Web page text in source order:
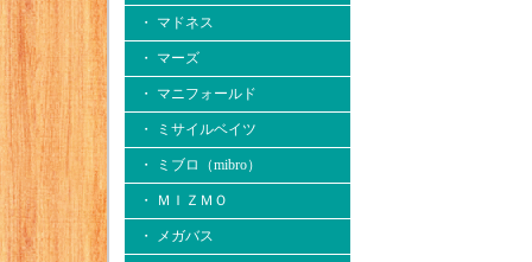
・ マドネス
・ マーズ
・ マニフォールド
・ ミサイルベイツ
・ ミブロ（mibro）
・ ＭＩＺＭＯ
・ メガバス